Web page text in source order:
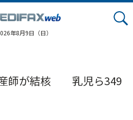
年8月9日（日）
産師が結核 乳児ら349